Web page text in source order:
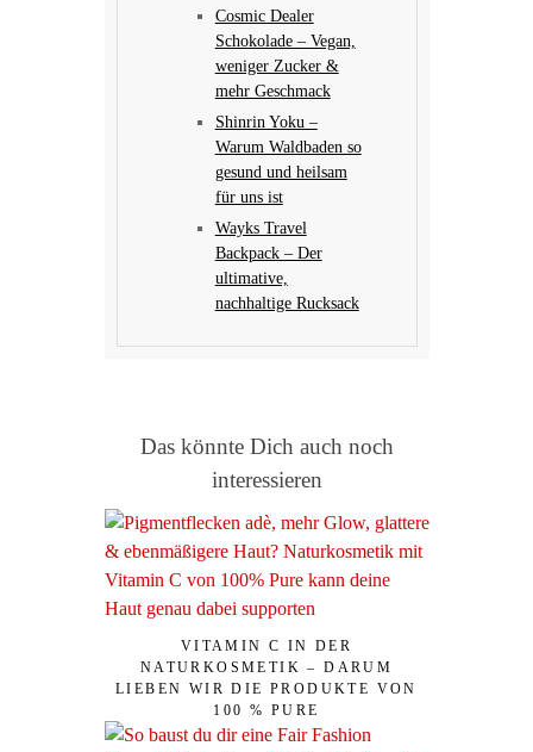
Cosmic Dealer
Schokolade – Vegan,
weniger Zucker &
mehr Geschmack
Shinrin Yoku –
Warum Waldbaden so
gesund und heilsam
für uns ist
Wayks Travel
Backpack – Der
ultimative,
nachhaltige Rucksack
Das könnte Dich auch noch
interessieren
VITAMIN C IN DER
NATURKOSMETIK – DARUM
LIEBEN WIR DIE PRODUKTE VON
100 % PURE